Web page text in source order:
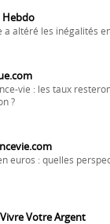
Hebdo
a altéré les inégalités
vie : les taux
?
euros : quelles
Votre Argent